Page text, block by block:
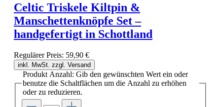
Celtic Triskele Kiltpin &
Manschettenknöpfe Set –
handgefertigt in Schottland
Regulärer Preis: 59,90 €
inkl. MwSt. zzgl. Versand
Produkt Anzahl: Gib den gewünschten Wert ein oder
benutze die Schaltflächen um die Anzahl zu erhöhen
oder zu reduzieren.